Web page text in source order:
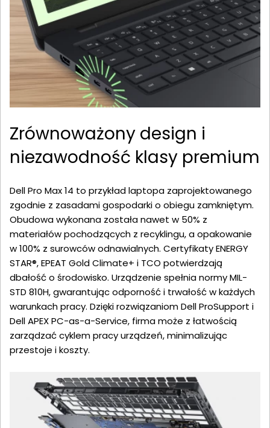
Zrównoważony design i
niezawodność klasy premium
Dell Pro Max 14 to przykład laptopa zaprojektowanego
zgodnie z zasadami gospodarki o obiegu zamkniętym.
Obudowa wykonana została nawet w 50% z
materiałów pochodzących z recyklingu, a opakowanie
w 100% z surowców odnawialnych. Certyfikaty ENERGY
STAR®, EPEAT Gold Climate+ i TCO potwierdzają
dbałość o środowisko. Urządzenie spełnia normy MIL-
STD 810H, gwarantując odporność i trwałość w każdych
warunkach pracy. Dzięki rozwiązaniom Dell ProSupport i
Dell APEX PC-as-a-Service, firma może z łatwością
zarządzać cyklem pracy urządzeń, minimalizując
przestoje i koszty.